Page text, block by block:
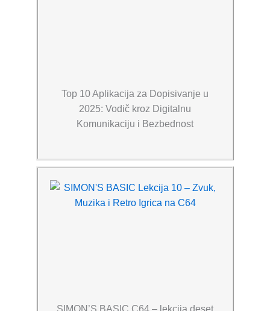
Top 10 Aplikacija za Dopisivanje u
2025: Vodič kroz Digitalnu
Komunikaciju i Bezbednost